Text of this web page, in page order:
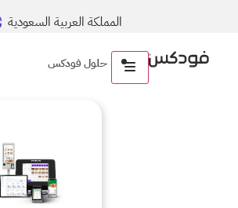
المملكة العربية السعودية
حلول فودكس